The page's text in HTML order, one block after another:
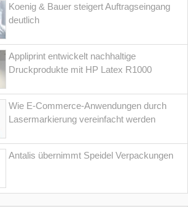
Koenig & Bauer steigert Auftragseingang
deutlich
Appliprint entwickelt nachhaltige
Druckprodukte mit HP Latex R1000
Wie E-Commerce-Anwendungen durch
Lasermarkierung vereinfacht werden
Antalis übernimmt Speidel Verpackungen